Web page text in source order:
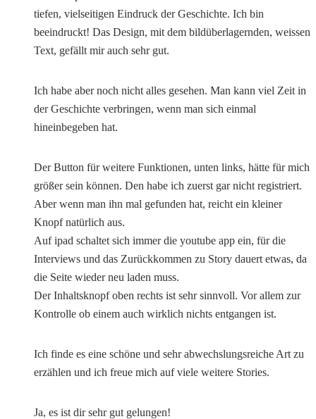
tiefen, vielseitigen Eindruck der Geschichte. Ich bin
beeindruckt! Das Design, mit dem bildüberlagernden, weissen
Text, gefällt mir auch sehr gut.
Ich habe aber noch nicht alles gesehen. Man kann viel Zeit in
der Geschichte verbringen, wenn man sich einmal
hineinbegeben hat.
Der Button für weitere Funktionen, unten links, hätte für mich
größer sein können. Den habe ich zuerst gar nicht registriert.
Aber wenn man ihn mal gefunden hat, reicht ein kleiner
Knopf natürlich aus.
Auf ipad schaltet sich immer die youtube app ein, für die
Interviews und das Zurückkommen zu Story dauert etwas, da
die Seite wieder neu laden muss.
Der Inhaltsknopf oben rechts ist sehr sinnvoll. Vor allem zur
Kontrolle ob einem auch wirklich nichts entgangen ist.
Ich finde es eine schöne und sehr abwechslungsreiche Art zu
erzählen und ich freue mich auf viele weitere Stories.
Ja, es ist dir sehr gut gelungen!